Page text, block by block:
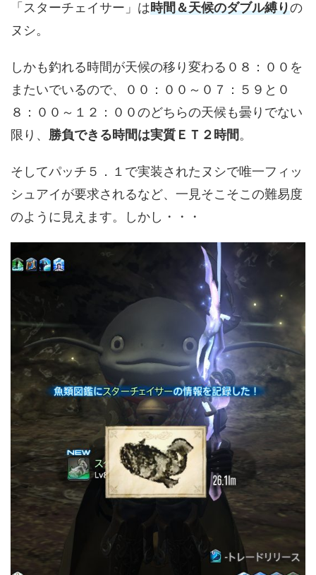
「スターチェイサー」は時間＆天候のダブル縛りの
ヌシ。
しかも釣れる時間が天候の移り変わる０８：００を
またいでいるので、００：００～０７：５９と０
８：００～１２：００のどちらの天候も曇りでない
限り、 勝負できる時間は実質ＥＴ２時間。
そしてパッチ５．１で実装されたヌシで唯一フィッ
シュアイが要求されるなど、一見そこそこの難易度
のように見えます。しかし・・・